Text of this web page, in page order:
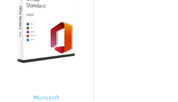
Norton 360 Deluxe 5 enheder
Microsoft